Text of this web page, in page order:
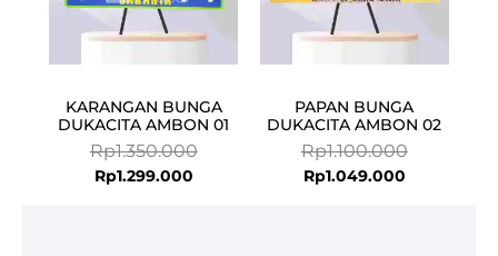
KARANGAN BUNGA
DUKACITA AMBON 01
Rp1.350.000
Rp1.299.000
PAPAN BUNGA
DUKACITA AMBON 02
Rp1.100.000
Rp1.049.000